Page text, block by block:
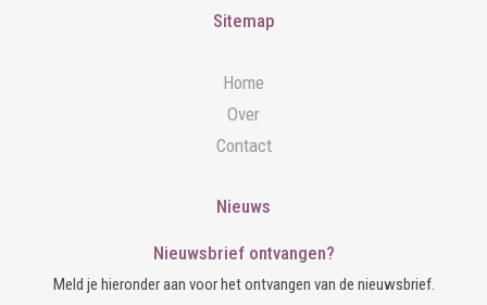
Sitemap
Home
Over
Contact
Nieuws
Nieuwsbrief ontvangen?
Meld je hieronder aan voor het ontvangen van de nieuwsbrief.